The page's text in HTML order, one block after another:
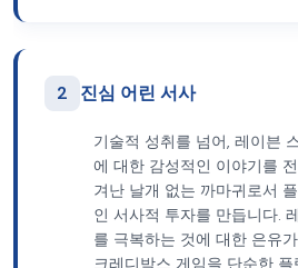
2 진심 어린 서사
기술적 성취를 넘어, 레이븐
에 대한 감성적인 이야기를
겨난 날개 없는 까마귀로서
인 서사적 투자를 만듭니다.
를 극복하는 것에 대한 은유
크레디박스 게임을 단순한